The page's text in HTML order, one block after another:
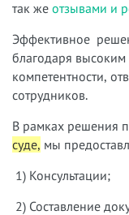
так же отзывами и
Эффективное
благодаря
компетентности,
сотрудников.
В рамках решения
суде, мы
1) Консультации;
2) Составление